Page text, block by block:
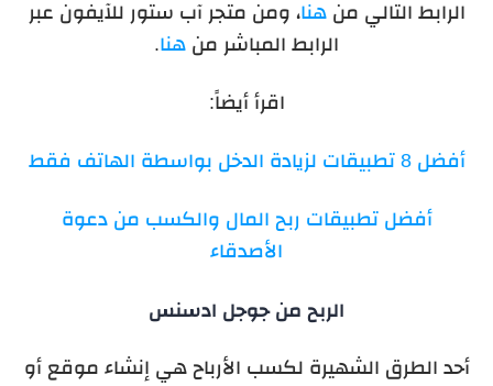
الرابط التالي منهنا، ومن متجر آب ستور للآيفون عبر
الرابط المباشر من هنا.
اقرأ أيضاً:
أفضل 8 تطبيقات لزيادة الدخل بواسطة الهاتف فقط
أفضل تطبيقات ربح المال والكسب من دعوة
الأصدقاء
الربح من جوجل ادسنس
أحد الطرق الشهيرة لكسب الأرباح هي إنشاء موقع أو